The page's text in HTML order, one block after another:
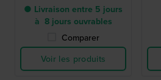
● Livraison entre 5 jours
à 8 jours ouvrables
Comparer
Voir les produits